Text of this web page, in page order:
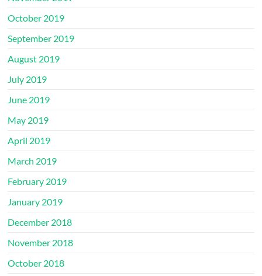
October 2019
September 2019
August 2019
July 2019
June 2019
May 2019
April 2019
March 2019
February 2019
January 2019
December 2018
November 2018
October 2018